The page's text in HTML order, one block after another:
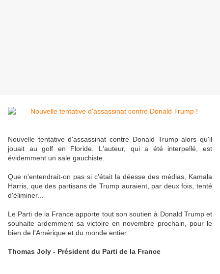
Nouvelle tentative d'assassinat contre Donald Trump alors qu'il
jouait au golf en Floride. L'auteur, qui a été interpellé, est
évidemment un sale gauchiste.
Que n'entendrait-on pas si c'était la déesse des médias, Kamala
Harris, que des partisans de Trump auraient, par deux fois, tenté
d'éliminer...
Le Parti de la France apporte tout son soutien à Donald Trump et
souhaite ardemment sa victoire en novembre prochain, pour le
bien de l'Amérique et du monde entier.
Thomas Joly - Président du Parti de la France